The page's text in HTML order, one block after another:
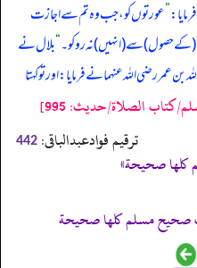
”عورتوں کو، جب وہ تم سے اجازت
حصول) سے (انہیں) نہ روکو۔“بلال نے
عمر رضی اللہ عنہما نے فرمایا: اور تو کہتا
الصلاة/حدیث: 995]
ترقیم فوادعبدالباقی: 442
صحيحة»
صحيح مسلم كلها صحيحة